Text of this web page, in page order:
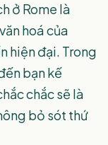
ở Rome là
hoá của
hiện đại. Trong
bạn kế
chắc sẽ là
bỏ sót thứ